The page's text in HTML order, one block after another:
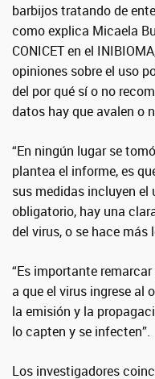
barbijos tratando de
como explica Micaela
CONICET en el
opiniones sobre el uso
del por qué sí o no
datos hay que avalen o
“En ningún lugar se
plantea el informe, es
sus medidas incluyen el
obligatorio, hay una
del virus, o se hace más
“Es importante
a que el virus ingrese al
la emisión y la
lo capten y se infecten”.
Los investigadores